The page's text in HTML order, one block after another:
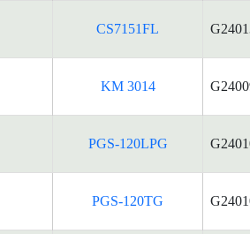
CS7151FL
KM 3014
PGS-120LPG
PGS-120TG